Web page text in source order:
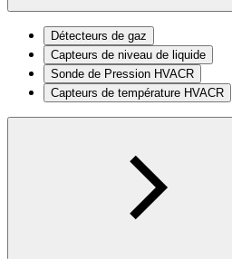
Détecteurs de gaz
Capteurs de niveau de liquide
Sonde de Pression HVACR
Capteurs de température HVACR